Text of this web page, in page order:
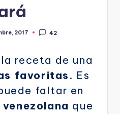
2017 42
receta de una
favoritas . Es
faltar en
que